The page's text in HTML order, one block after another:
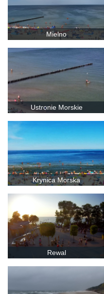
Mielno
Ustronie Morskie
Krynica Morska
Rewal